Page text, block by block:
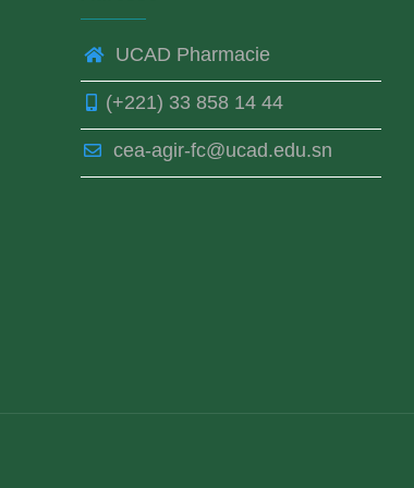
UCAD Pharmacie
(+221) 33 858 14 44
cea-agir-fc@ucad.edu.sn